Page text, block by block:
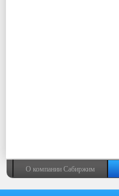
О компании Сабиржим